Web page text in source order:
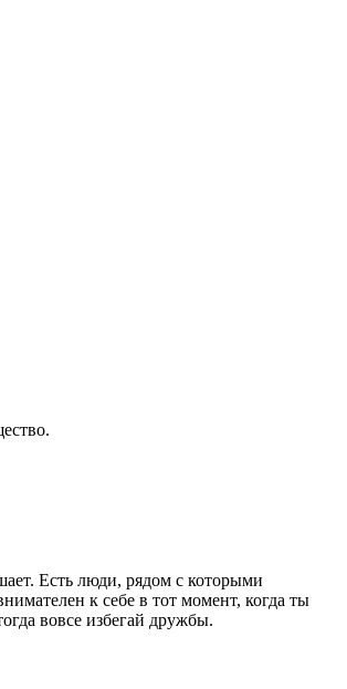
Есть люди, рядом с которыми
к себе в тот момент, когда ты
вовсе избегай дружбы.